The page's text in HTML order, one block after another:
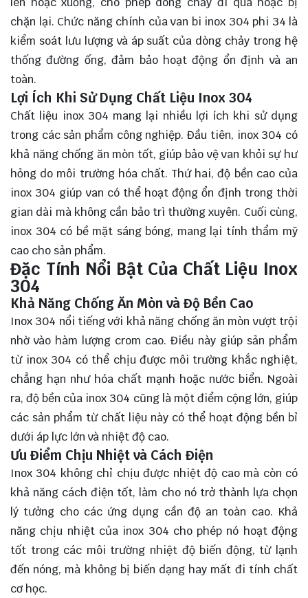
chặn lại. Chức năng chính của van bi inox 304 phi 34 là
kiểm soát lưu lượng và áp suất của dòng chảy trong hệ
thống đường ống, đảm bảo hoạt động ổn định và an
toàn.
Lợi Ích Khi Sử Dụng Chất Liệu Inox 304
Chất liệu inox 304 mang lại nhiều lợi ích khi sử dụng
trong các sản phẩm công nghiệp. Đầu tiên, inox 304 có
khả năng chống ăn mòn tốt, giúp bảo vệ van khỏi sự hư
hỏng do môi trường hóa chất. Thứ hai, độ bền cao của
inox 304 giúp van có thể hoạt động ổn định trong thời
gian dài mà không cần bảo trì thường xuyên. Cuối cùng,
inox 304 có bề mặt sáng bóng, mang lại tính thẩm mỹ
cao cho sản phẩm.
Đặc Tính Nổi Bật Của Chất Liệu Inox
304
Khả Năng Chống Ăn Mòn và Độ Bền Cao
Inox 304 nổi tiếng với khả năng chống ăn mòn vượt trội
nhờ vào hàm lượng crom cao. Điều này giúp sản phẩm
từ inox 304 có thể chịu được môi trường khắc nghiệt,
chẳng hạn như hóa chất mạnh hoặc nước biển. Ngoài
ra, độ bền của inox 304 cũng là một điểm cộng lớn, giúp
các sản phẩm từ chất liệu này có thể hoạt động bền bỉ
dưới áp lực lớn và nhiệt độ cao.
Ưu Điểm Chịu Nhiệt và Cách Điện
Inox 304 không chỉ chịu được nhiệt độ cao mà còn có
khả năng cách điện tốt, làm cho nó trở thành lựa chọn
lý tưởng cho các ứng dụng cần độ an toàn cao. Khả
năng chịu nhiệt của inox 304 cho phép nó hoạt động
tốt trong các môi trường nhiệt độ biến động, từ lạnh
đến nóng, mà không bị biến dạng hay mất đi tính chất
cơ học.